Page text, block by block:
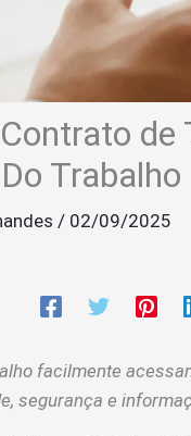
de
Trabalho
/ 02/09/2025
facilmente
segurança e